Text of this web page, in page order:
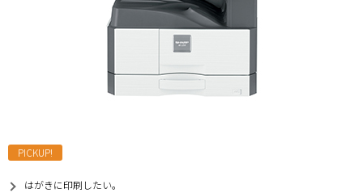
PICKUP!
はがきに印刷したい。